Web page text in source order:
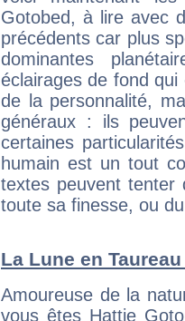
Gotobed, à lire avec
précédents car plus
dominantes
éclairages de fond
de la personnalité,
généraux : ils
certaines
humain est un tout
textes peuvent tenter
toute sa finesse, ou
La Lune en
Amoureuse de la
vous êtes Hattie